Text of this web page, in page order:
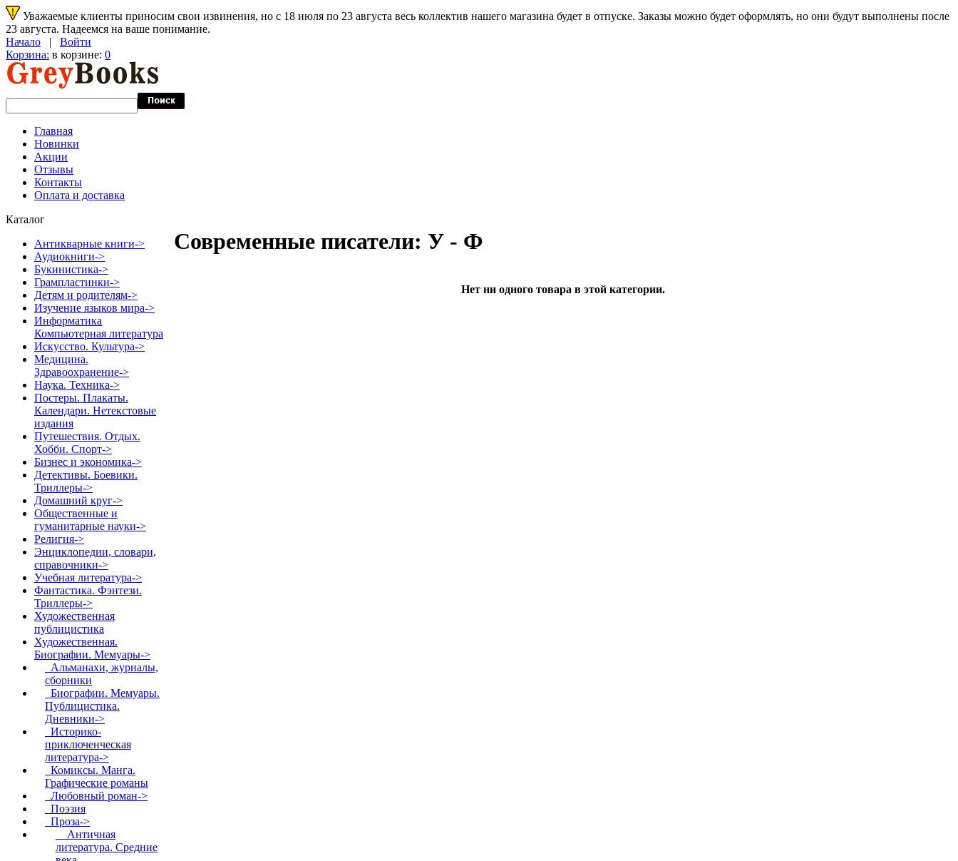
Уважаемые клиенты приносим свои извинения, но с 18 июля по 23 августа весь коллектив нашего магазина будет в отпуске. Заказы можно будет оформлять, но они будут выполнены после
23 августа. Надеемся на ваше понимание.
Начало | Войти
Корзина: в корзине: 0
Главная
Новинки
Акции
Отзывы
Контакты
Оплата и доставка
Каталог
Антикварные книги->
Аудиокниги->
Букинистика->
Грампластинки->
Детям и родителям->
Изучение языков мира->
Информатика
Компьютерная литература
Искусство. Культура->
Медицина.
Здравоохранение->
Наука. Техника->
Постеры. Плакаты.
Календари. Нетекстовые
издания
Путешествия. Отдых.
Хобби. Спорт->
Бизнес и экономика->
Детективы. Боевики.
Триллеры->
Домашний круг->
Общественные и
гуманитарные науки->
Религия->
Энциклопедии, словари,
справочники->
Учебная литература->
Фантастика. Фэнтези.
Триллеры->
Художественная
публицистика
Художественная.
Биографии. Мемуары->
Альманахи, журналы,
сборники
Биографии. Мемуары.
Публицистика.
Дневники->
Историко-
приключенческая
литература->
Комиксы. Манга.
Графические романы
Любовный роман->
Поэзия
Проза->
Античная
литература. Средние
Современные писатели: У - Ф
Нет ни одного товара в этой категории.